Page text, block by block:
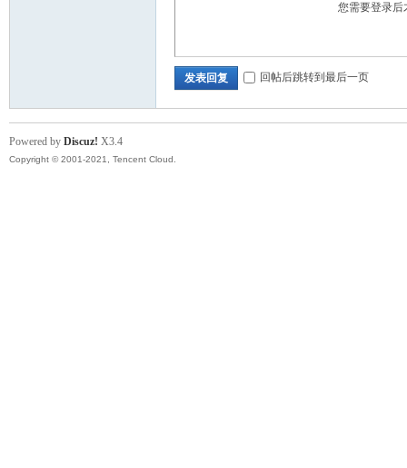
您需要登录
发表回复 回帖后跳转到最后一页
Powered by Discuz! X3.4
Copyright © 2001-2021, Tencent Cloud.